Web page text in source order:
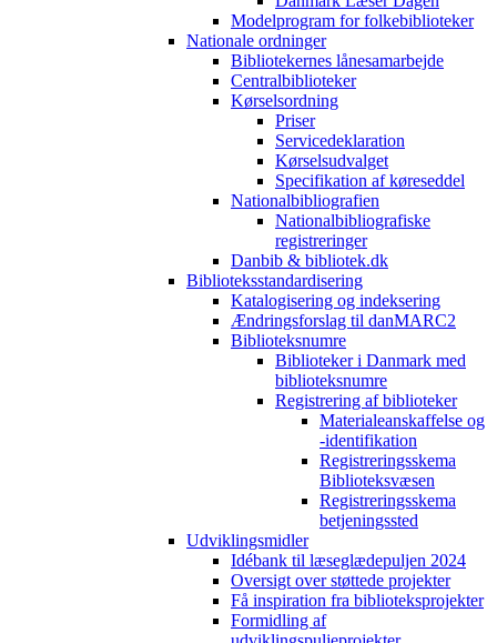
Modelprogram for folkebiblioteker
Nationale ordninger
Bibliotekernes lånesamarbejde
Centralbiblioteker
Kørselsordning
Priser
Servicedeklaration
Kørselsudvalget
Specifikation af køreseddel
Nationalbibliografien
Nationalbibliografiske
registreringer
Danbib & bibliotek.dk
Biblioteksstandardisering
Katalogisering og indeksering
Ændringsforslag til danMARC2
Biblioteksnumre
Biblioteker i Danmark med
biblioteksnumre
Registrering af biblioteker
Materialeanskaffelse og
-identifikation
Registreringsskema
Biblioteksvæsen
Registreringsskema
betjeningssted
Udviklingsmidler
Idébank til læseglædepuljen 2024
Oversigt over støttede projekter
Få inspiration fra biblioteksprojekter
Formidling af